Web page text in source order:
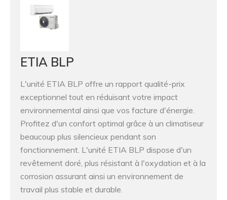
ETIA BLP
L'unité ETIA BLP offre un rapport qualité-prix
exceptionnel tout en réduisant votre impact
environnemental ainsi que vos facture d'énergie.
Profitez d'un confort optimal grâce à un climatiseur
beaucoup plus silencieux pendant son
fonctionnement. L'unité ETIA BLP dispose d'un
revêtement doré, plus résistant à l'oxydation et à la
corrosion assurant ainsi un environnement de
travail plus stable et durable.